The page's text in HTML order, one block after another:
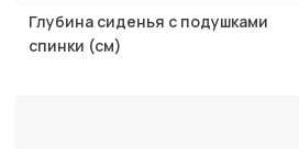
Глубина сиденья с подушками
спинки (см)